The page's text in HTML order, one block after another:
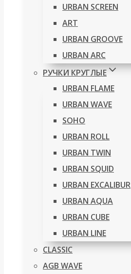
URBAN SCREEN
ART
URBAN GROOVE
URBAN ARC
РУЧКИ КРУГЛЫЕ
URBAN FLAME
URBAN WAVE
SOHO
URBAN ROLL
URBAN TWIN
URBAN SQUID
URBAN EXCALIBUR
URBAN AQUA
URBAN CUBE
URBAN LINE
CLASSIC
AGB WAVE